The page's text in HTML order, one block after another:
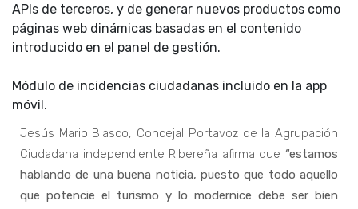
APIs de terceros, y de generar nuevos productos como
páginas web dinámicas basadas en el contenido
introducido en el panel de gestión.
Módulo de incidencias ciudadanas incluido en la app
móvil.
Jesús Mario Blasco, Concejal Portavoz de la Agrupación
Ciudadana independiente Ribereña afirma que “estamos
hablando de una buena noticia, puesto que todo aquello
que potencie el turismo y lo modernice debe ser bien